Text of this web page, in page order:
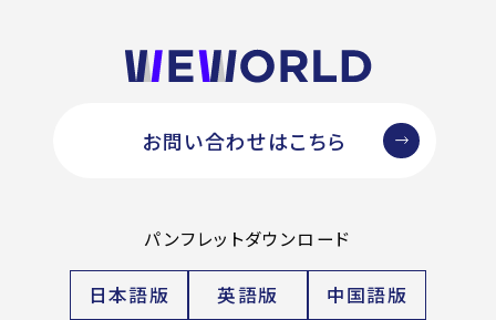
お問い合わせはこちら
パンフレットダウンロード
日本語版 英語版 中国語版